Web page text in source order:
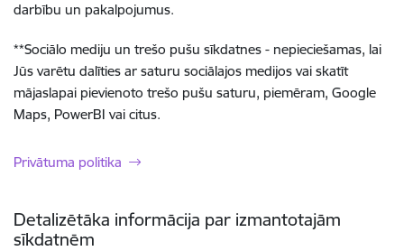
darbību un pakalpojumus.
**Sociālo mediju un trešo pušu sīkdatnes - nepieciešamas, lai
Jūs varētu dalīties ar saturu sociālajos medijos vai skatīt
mājaslapai pievienoto trešo pušu saturu, piemēram, Google
Maps, PowerBI vai citus.
Privātuma politika
Detalizētāka informācija par izmantotajām
sīkdatnēm